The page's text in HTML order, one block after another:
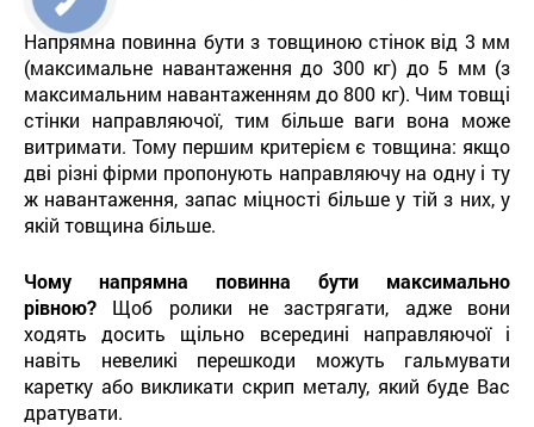
Напрямна повинна бути з товщиною стінок від 3 мм
(максимальне навантаження до 300 кг) до 5 мм (з
максимальним навантаженням до 800 кг). Чим товщі
стінки направляючої, тим більше ваги вона може
витримати. Тому першим критерієм є товщина: якщо
дві різні фірми пропонують направляючу на одну і ту
ж навантаження, запас міцності більше у тій з них, у
якій товщина більше.
Чому напрямна повинна бути максимально
рівною? Щоб ролики не застрягати, адже вони
ходять досить щільно всередині направляючої і
навіть невеликі перешкоди можуть гальмувати
каретку або викликати скрип металу, який буде Вас
дратувати.